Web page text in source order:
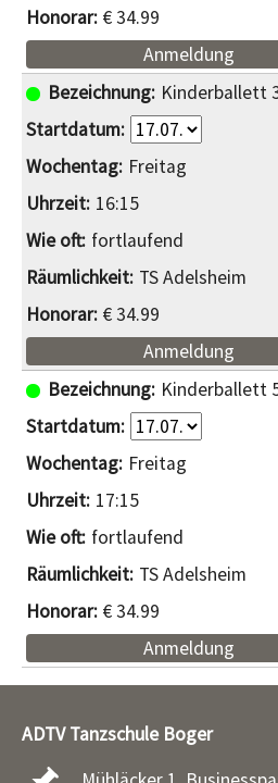
€ 34.99
Anmeldung
Kinderballett
Freitag
16:15
fortlaufend
TS Adelsheim
€ 34.99
Anmeldung
Kinderballett
Freitag
17:15
fortlaufend
TS Adelsheim
€ 34.99
Anmeldung
ADTV Tanzschule Boger